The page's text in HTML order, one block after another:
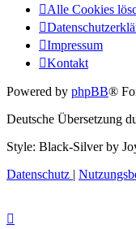
Alle Cookies
Impressum
Kontakt
Powered by phpBB®
Deutsche Übersetzung
Style: Black-Silver by
Datenschutz |